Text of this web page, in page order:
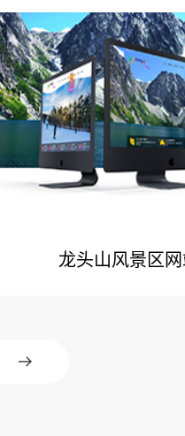
网站建设案
龙头山风景区